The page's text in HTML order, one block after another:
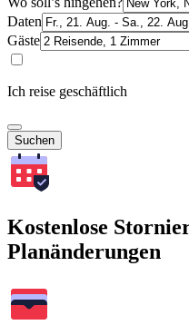
Daten
Gäste
Ich reise geschäftlich
Suchen
Kostenlose
Planänderungen